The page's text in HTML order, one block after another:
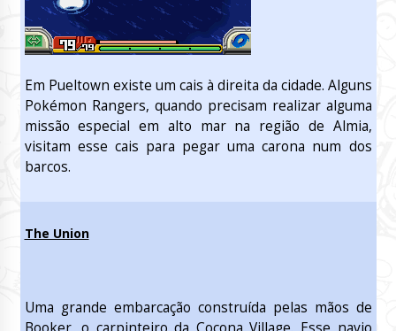
Em Pueltown existe um cais à direita da cidade. Alguns
Pokémon Rangers, quando precisam realizar alguma
missão especial em alto mar na região de Almia,
visitam esse cais para pegar uma carona num dos
barcos.
The Union
Uma grande embarcação construída pelas mãos de